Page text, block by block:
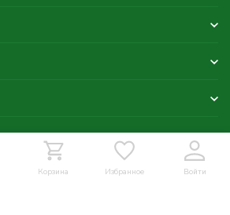
Корзина Избранное Войти